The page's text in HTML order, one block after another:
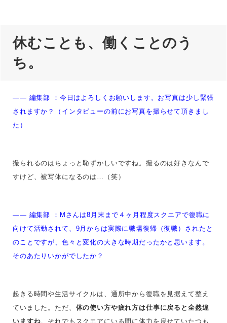
休むことも、働くことのう
ち。
—— 編集部 ： 今日はよろしくお願いします。お写真は少し緊張
されますか？（インタビューの前にお写真を撮らせて頂きまし
た）
撮られるのはちょっと恥ずかしいですね。撮るのは好きなんで
すけど、被写体になるのは…（笑）
—— 編集部 ： Mさんは8月末まで４ヶ月程度スクエアで復職に
向けて活動されて、9月からは実際に職場復帰（復職）されたと
のことですが、色々と変化の大きな時期だったかと思います。
そのあたりいかがでしたか？
起きる時間や生活サイクルは、通所中から復職を見据えて整え
ていました。ただ、 体の使い方や疲れ方は仕事に戻ると全然違
いますね。それでもスクエアにいる間に体力を戻せていたつも